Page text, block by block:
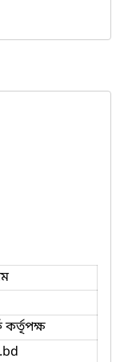
কর্তৃপক্ষ